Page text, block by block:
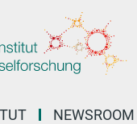
NEWSROOM